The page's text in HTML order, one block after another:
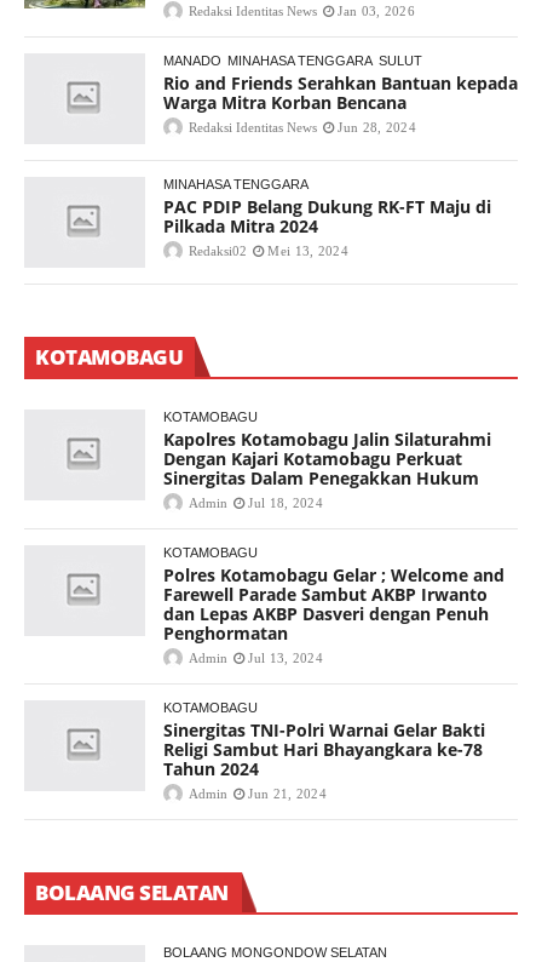
Redaksi Identitas News Jan 03, 2026
MANADO MINAHASA TENGGARA SULUT
Rio and Friends Serahkan Bantuan kepada
Warga Mitra Korban Bencana
Redaksi Identitas News Jun 28, 2024
MINAHASA TENGGARA
PAC PDIP Belang Dukung RK-FT Maju di
Pilkada Mitra 2024
Redaksi02 Mei 13, 2024
KOTAMOBAGU
KOTAMOBAGU
Kapolres Kotamobagu Jalin Silaturahmi
Dengan Kajari Kotamobagu Perkuat
Sinergitas Dalam Penegakkan Hukum
Admin Jul 18, 2024
KOTAMOBAGU
Polres Kotamobagu Gelar ; Welcome and
Farewell Parade Sambut AKBP Irwanto
dan Lepas AKBP Dasveri dengan Penuh
Penghormatan
Admin Jul 13, 2024
KOTAMOBAGU
Sinergitas TNI-Polri Warnai Gelar Bakti
Religi Sambut Hari Bhayangkara ke-78
Tahun 2024
Admin Jun 21, 2024
BOLAANG SELATAN
BOLAANG MONGONDOW SELATAN